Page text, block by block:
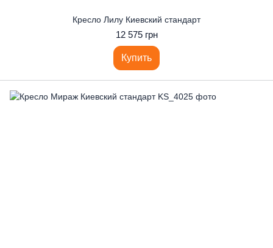
Кресло Лилу Киевский стандарт
12 575 грн
Купить